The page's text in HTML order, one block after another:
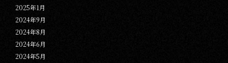
2025年1月
2024年9月
2024年8月
2024年6月
2024年5月